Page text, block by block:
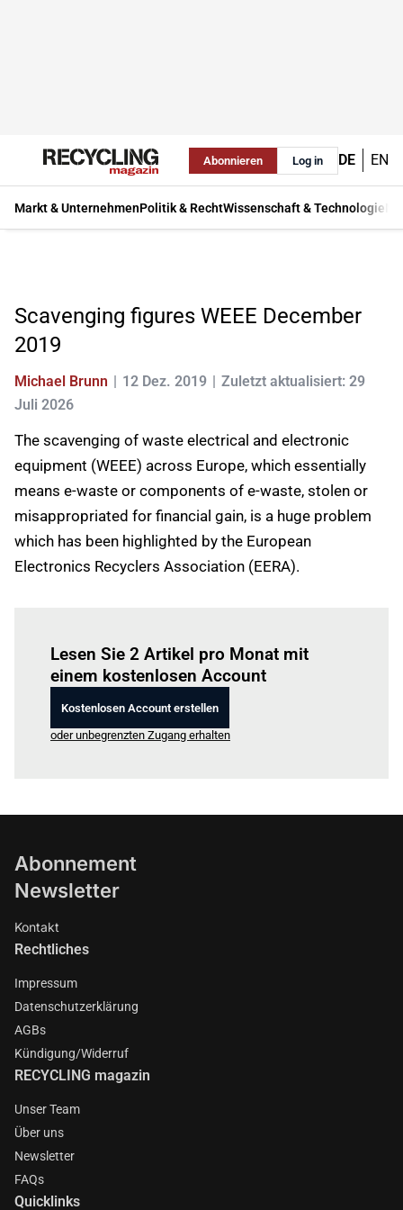
Abonnieren Log in DE EN
Markt & UnternehmenPolitik & RechtWissenschaft & Technologie
Scavenging figures WEEE December
2019
Michael Brunn 12 Dez. 2019
Zuletzt aktualisiert: 29
Juli 2026
The scavenging of waste electrical and electronic
equipment (WEEE) across Europe, which essentially
means e-waste or components of e-waste, stolen or
misappropriated for financial gain, is a huge problem
which has been highlighted by the European
Electronics Recyclers Association (EERA).
Lesen Sie 2 Artikel pro Monat mit
einem kostenlosen Account
Kostenlosen Account erstellen
oder unbegrenzten Zugang erhalten
Abonnement
Newsletter
Kontakt
Rechtliches
Impressum
Datenschutzerklärung
AGBs
Kündigung/Widerruf
RECYCLING magazin
Unser Team
Über uns
Newsletter
FAQs
Quicklinks